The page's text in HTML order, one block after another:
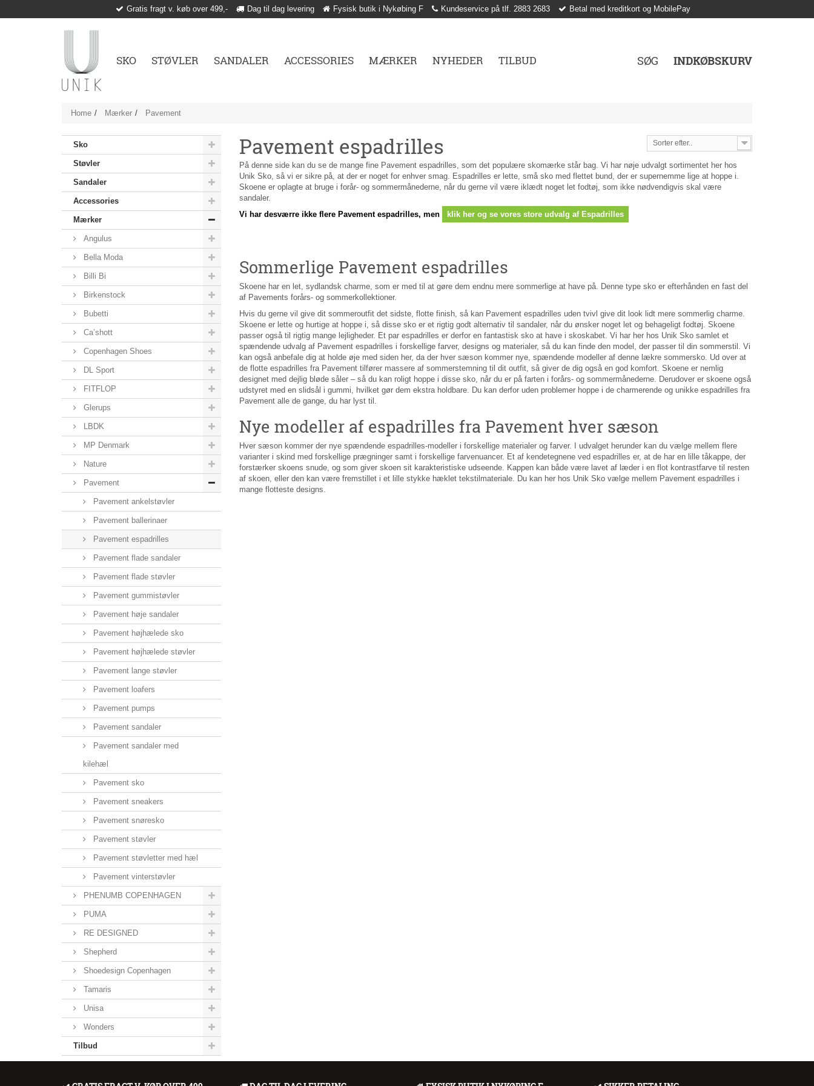
Gratis fragt v. køb over 499,- Dag til dag levering Fysisk butik i Nykøbing F Kundeservice på tlf. 2883 2683 Betal med kreditkort og MobilePay
SKO STØVLER SANDALER ACCESSORIES MÆRKER NYHEDER TILBUD SØG INDKØBSKURV
Home Mærker Pavement
Sko
Støvler
Sandaler
Accessories
Mærker
Angulus
Bella Moda
Billi Bi
Birkenstock
Bubetti
Ca’shott
Copenhagen Shoes
DL Sport
FITFLOP
Glerups
LBDK
MP Denmark
Nature
Pavement
Pavement ankelstøvler
Pavement ballerinaer
Pavement espadrilles
Pavement flade sandaler
Pavement flade støvler
Pavement gummistøvler
Pavement høje sandaler
Pavement højhælede sko
Pavement højhælede støvler
Pavement lange støvler
Pavement loafers
Pavement pumps
Pavement sandaler
Pavement sandaler med
kilehæl
Pavement sko
Pavement sneakers
Pavement snøresko
Pavement støvler
Pavement støvletter med hæl
Pavement vinterstøvler
PHENUMB COPENHAGEN
PUMA
RE DESIGNED
Shepherd
Shoedesign Copenhagen
Tamaris
Unisa
Wonders
Tilbud
Pavement espadrilles Sorter efter..
På denne side kan du se de mange fine Pavement espadrilles, som det populære skomærke står bag. Vi har nøje udvalgt sortimentet her hos
Unik Sko, så vi er sikre på, at der er noget for enhver smag. Espadrilles er lette, små sko med flettet bund, der er supernemme lige at hoppe i.
Skoene er oplagte at bruge i forår- og sommermånederne, når du gerne vil være iklædt noget let fodtøj, som ikke nødvendigvis skal være
sandaler.
Vi har desværre ikke flere Pavement espadrilles, men
klik her og se vores store udvalg af Espadrilles
Sommerlige Pavement espadrilles
Skoene har en let, sydlandsk charme, som er med til at gøre dem endnu mere sommerlige at have på. Denne type sko er efterhånden en fast del
af Pavements forårs- og sommerkollektioner.
Hvis du gerne vil give dit sommeroutfit det sidste, flotte finish, så kan Pavement espadrilles uden tvivl give dit look lidt mere sommerlig charme.
Skoene er lette og hurtige at hoppe i, så disse sko er et rigtig godt alternativ til sandaler, når du ønsker noget let og behageligt fodtøj. Skoene
passer også til rigtig mange lejligheder. Et par espadrilles er derfor en fantastisk sko at have i skoskabet. Vi har her hos Unik Sko samlet et
spændende udvalg af Pavement espadrilles i forskellige farver, designs og materialer, så du kan finde den model, der passer til din sommerstil. Vi
kan også anbefale dig at holde øje med siden her, da der hver sæson kommer nye, spændende modeller af denne lækre sommersko. Ud over at
de flotte espadrilles fra Pavement tilfører massere af sommerstemning til dit outfit, så giver de dig også en god komfort. Skoene er nemlig
designet med dejlig bløde såler – så du kan roligt hoppe i disse sko, når du er på farten i forårs- og sommermånederne. Derudover er skoene også
udstyret med en slidsål i gummi, hvilket gør dem ekstra holdbare. Du kan derfor uden problemer hoppe i de charmerende og unikke espadrilles fra
Pavement alle de gange, du har lyst til.
Nye modeller af espadrilles fra Pavement hver sæson
Hver sæson kommer der nye spændende espadrilles-modeller i forskellige materialer og farver. I udvalget herunder kan du vælge mellem flere
varianter i skind med forskellige prægninger samt i forskellige farvenuancer. Et af kendetegnene ved espadrilles er, at de har en lille tåkappe, der
forstærker skoens snude, og som giver skoen sit karakteristiske udseende. Kappen kan både være lavet af læder i en flot kontrastfarve til resten
af skoen, eller den kan være fremstillet i et lille stykke hæklet tekstilmateriale. Du kan her hos Unik Sko vælge mellem Pavement espadrilles i
mange flotteste designs.